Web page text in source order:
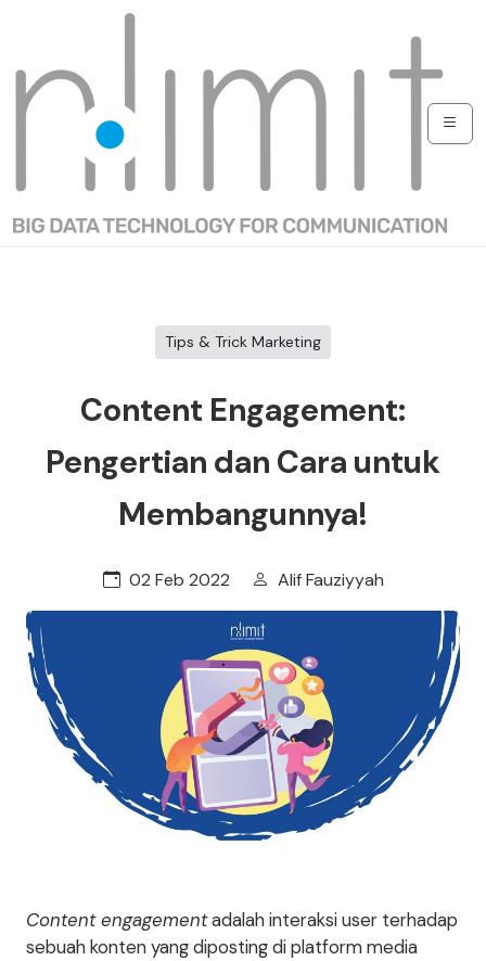
Tips & Trick Marketing
Content Engagement:
Pengertian dan Cara untuk
Membangunnya!
02 Feb 2022 Alif Fauziyyah
Content engagementadalah interaksi user terhadap
sebuah konten yang diposting di platform media